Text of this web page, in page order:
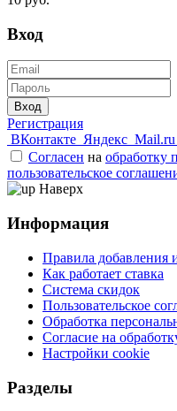
Вход
Вход
Регистрация
ВКонтакте Яндекс Mail.ru
Согласен на обработку
пользовательское
Наверх
Информация
Правила добавления
Как работает ставка
Система скидок
Пользовательское
Обработка
Согласие на
Настройки cookie
Разделы